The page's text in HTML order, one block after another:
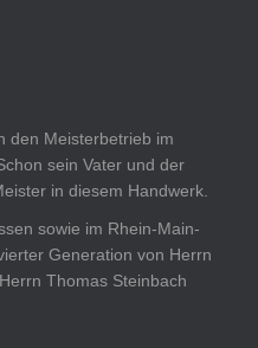
den Meisterbetrieb im
sein Vater und der
in diesem Handwerk.
sowie im Rhein-Main-
Generation von Herrn
Thomas Steinbach